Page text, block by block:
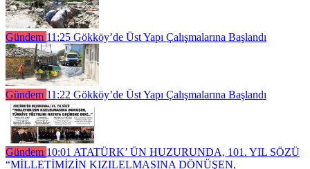
Gündem 11:25 Gökköy’de Üst Yapı Çalışmalarına Başlandı
Gündem 11:22 Gökköy’de Üst Yapı Çalışmalarına Başlandı
Gündem 10:01 ATATÜRK’ ÜN HUZURUNDA, 101. YIL SÖZÜ
“MİLLETİMİZİN KIZILELMASINA DÖNÜŞEN,